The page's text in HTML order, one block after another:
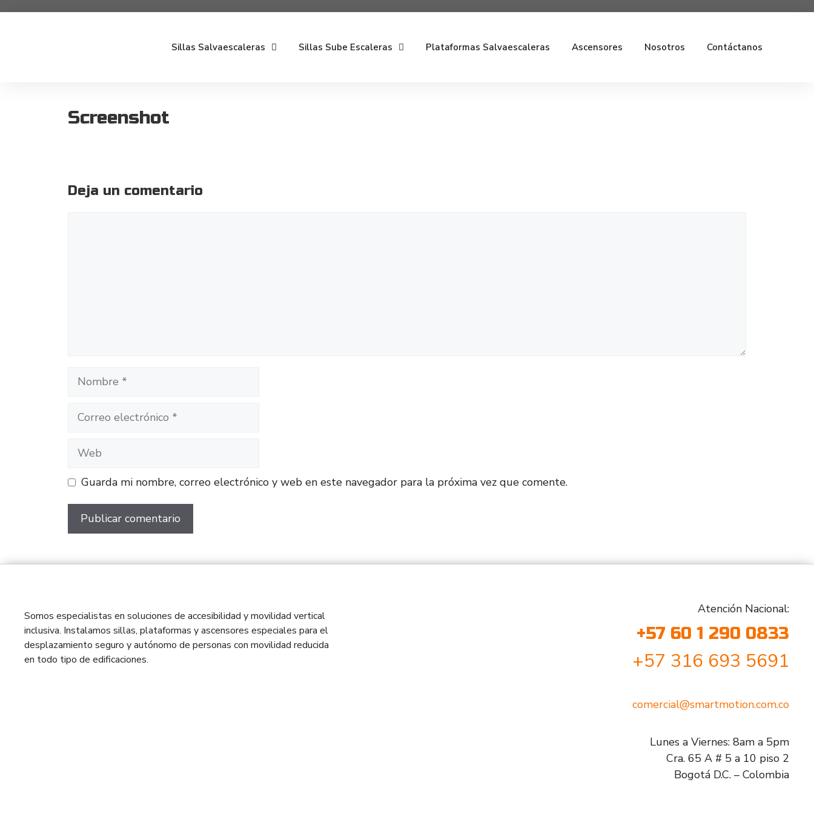
Sillas Salvaescaleras Sillas Sube Escaleras Plataformas Salvaescaleras Ascensores Nosotros Contáctanos
Screenshot
Deja un comentario
Guarda mi nombre, correo electrónico y web en este navegador para la próxima vez que comente.
Somos especialistas en soluciones de accesibilidad y movilidad vertical
inclusiva. Instalamos sillas, plataformas y ascensores especiales para el
desplazamiento seguro y autónomo de personas con movilidad reducida
en todo tipo de edificaciones.
Atención Nacional:
+57 60 1 290 0833
+57 316 693 5691
comercial@smartmotion.com.co
Lunes a Viernes: 8am a 5pm
Cra. 65 A # 5 a 10 piso 2
Bogotá D.C. – Colombia